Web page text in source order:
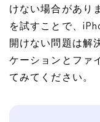
けない場合があり
を試すことで、
開けない問題は解
ケーションとファ
てみてください。